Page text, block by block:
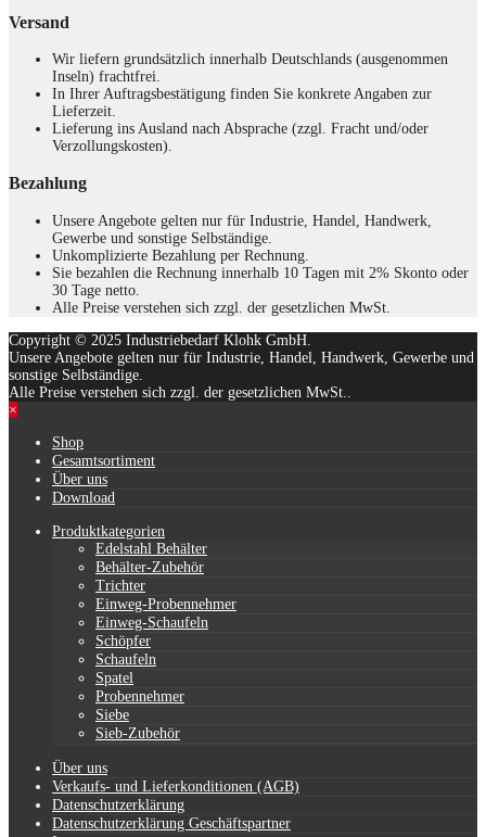
Versand
Wir liefern grundsätzlich innerhalb Deutschlands (ausgenommen
Inseln) frachtfrei.
In Ihrer Auftragsbestätigung finden Sie konkrete Angaben zur
Lieferzeit.
Lieferung ins Ausland nach Absprache (zzgl. Fracht und/oder
Verzollungskosten).
Bezahlung
Unsere Angebote gelten nur für Industrie, Handel, Handwerk,
Gewerbe und sonstige Selbständige.
Unkomplizierte Bezahlung per Rechnung.
Sie bezahlen die Rechnung innerhalb 10 Tagen mit 2% Skonto oder
30 Tage netto.
Alle Preise verstehen sich zzgl. der gesetzlichen MwSt.
Copyright © 2025 Industriebedarf Klohk GmbH.
Unsere Angebote gelten nur für Industrie, Handel, Handwerk, Gewerbe und
sonstige Selbständige.
Alle Preise verstehen sich zzgl. der gesetzlichen MwSt..
×
Shop
Gesamtsortiment
Über uns
Download
Produktkategorien
Edelstahl Behälter
Behälter-Zubehör
Trichter
Einweg-Probennehmer
Einweg-Schaufeln
Schöpfer
Schaufeln
Spatel
Probennehmer
Siebe
Sieb-Zubehör
Über uns
Verkaufs- und Lieferkonditionen (AGB)
Datenschutzerklärung
Datenschutzerklärung Geschäftspartner